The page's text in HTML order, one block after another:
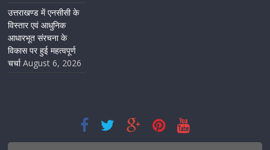
उत्तराखण्ड में एनसीसी के
विस्तार एवं आधुनिक
आधारभूत संरचना के
विकास पर हुई महत्वपूर्ण
चर्चा August 6, 2026